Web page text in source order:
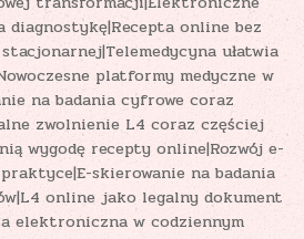
diagnostykę|Recepta online bez
ułatwia
platformy medyczne w
na badania cyfrowe coraz
zwolnienie L4 coraz częściej
wygodę recepty online|Rozwój e-
skierowanie na badania
online jako legalny dokument
elektroniczna w codziennym